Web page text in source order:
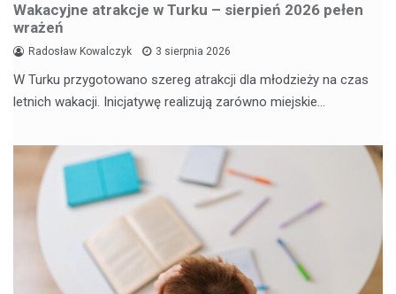
Wakacyjne atrakcje w Turku – sierpień 2026 pełen
wrażeń
Radosław Kowalczyk 3 sierpnia 2026
W Turku przygotowano szereg atrakcji dla młodzieży na czas
letnich wakacji. Inicjatywę realizują zarówno miejskie…